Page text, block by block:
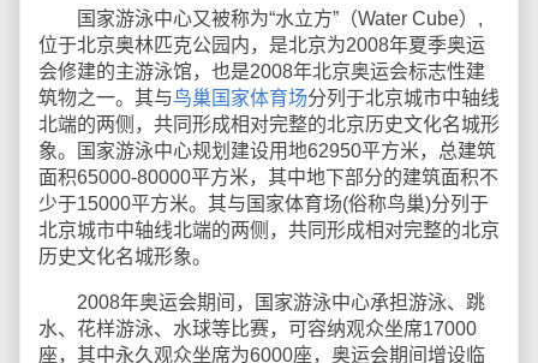
国家游泳中心又被称为“水立方”（Water Cube）,
位于北京奥林匹克公园内，是北京为2008年夏季奥运
会修建的主游泳馆，也是2008年北京奥运会标志性建
筑物之一。其与鸟巢国家体育场分列于北京城市中轴线
北端的两侧，共同形成相对完整的北京历史文化名城形
象。国家游泳中心规划建设用地62950平方米，总建筑
面积65000-80000平方米，其中地下部分的建筑面积不
少于15000平方米。其与国家体育场(俗称鸟巢)分列于
北京城市中轴线北端的两侧，共同形成相对完整的北京
历史文化名城形象。
2008年奥运会期间，国家游泳中心承担游泳、跳
水、花样游泳、水球等比赛，可容纳观众坐席17000
座，其中永久观众坐席为6000座，奥运会期间增设临